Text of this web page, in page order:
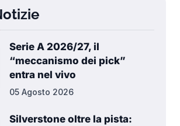
Serie A 2026/27, il
“meccanismo dei pick”
entra nel vivo
05 Agosto 2026
Silverstone oltre la pista: